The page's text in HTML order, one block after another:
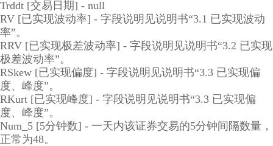
Trddt [交易日期] - null
RV [已实现波动率] - 字段说明见说明书“3.1 已实现波动
率”。
RRV [已实现极差波动率] - 字段说明见说明书“3.2 已实现
极差波动率”。
RSkew [已实现偏度] - 字段说明见说明书“3.3 已实现偏
度、峰度”。
RKurt [已实现峰度] - 字段说明见说明书“3.3 已实现偏
度、峰度”。
Num_5 [5分钟数] - 一天内该证券交易的5分钟间隔数量，
正常为48。